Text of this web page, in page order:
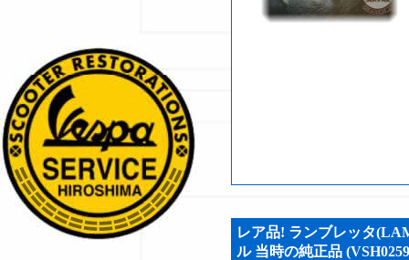
レア品! ランブレッタ
ル 当時の純正品